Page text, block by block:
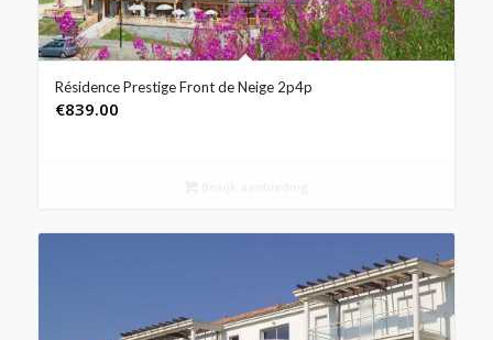
Résidence Prestige Front de Neige 2p4p
€839.00